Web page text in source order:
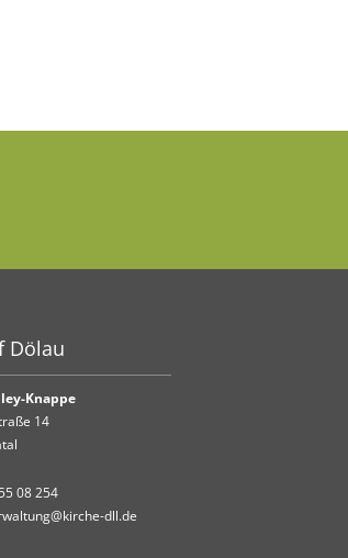
Dölau
Knappe
14
08 254
dll.de